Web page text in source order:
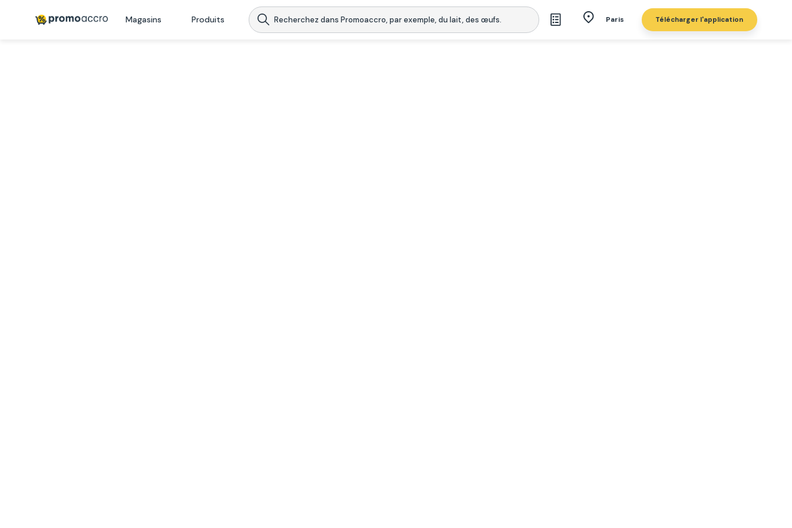
Magasins Produits Paris Télécharger l'application